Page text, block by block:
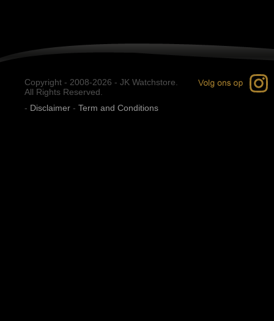
Copyright - 2008-2026 - JK Watchstore.
All Rights Reserved.
- Disclaimer - Term and Conditions